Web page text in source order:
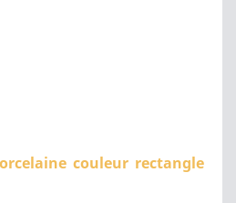
couleur rectangle